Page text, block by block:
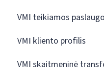
VMI teikiamos
VMI kliento profilis
VMI skaitmeninė